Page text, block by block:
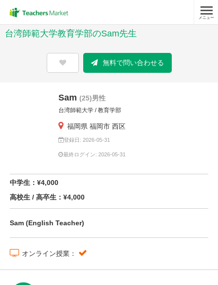
メニュー
台湾師範大学教育学部のSam先生
無料で問い合わせる
Sam (25)男性
台湾師範大学 / 教育学部
福岡県 福岡市 西区
登録日: 2026-05-31
最終ログイン: 2026-05-31
中学生：¥4,000
高校生 / 高卒生：¥4,000
Sam (English Teacher)
オンライン授業：